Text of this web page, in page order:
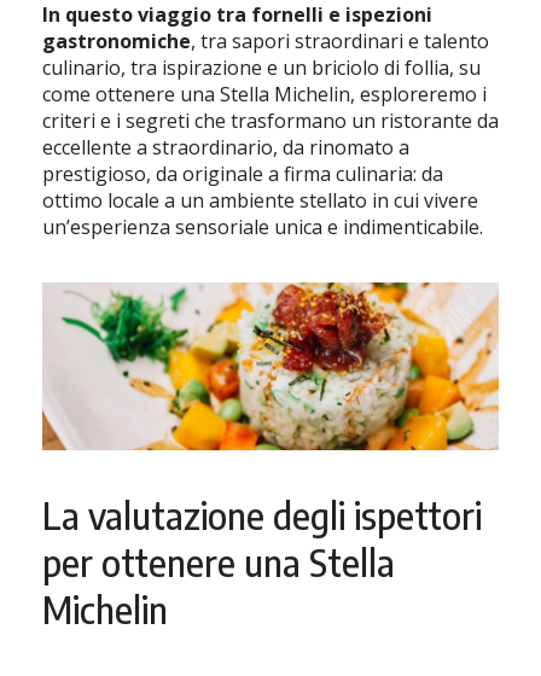
In questo viaggio tra fornelli e ispezioni
gastronomiche, tra sapori straordinari e talento
culinario, tra ispirazione e un briciolo di follia, su
come ottenere una Stella Michelin, esploreremo i
criteri e i segreti che trasformano un ristorante da
eccellente a straordinario, da rinomato a
prestigioso, da originale a firma culinaria: da
ottimo locale a un ambiente stellato in cui vivere
un’esperienza sensoriale unica e indimenticabile.
La valutazione degli ispettori
per ottenere una Stella
Michelin